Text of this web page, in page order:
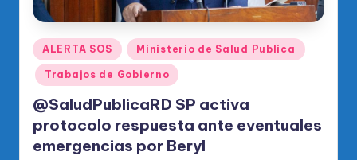
Publicado
en
ALERTA SOS Ministerio de Salud Publica
Trabajos de Gobierno
@SaludPublicaRD SP activa
protocolo respuesta ante eventuales
emergencias por Beryl